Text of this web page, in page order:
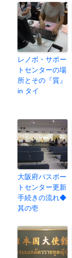
レノボ・サポー
トセンターの場
所とその『質』
in タイ
大阪府パスポー
トセンター更新
手続きの流れ◆
其の壱